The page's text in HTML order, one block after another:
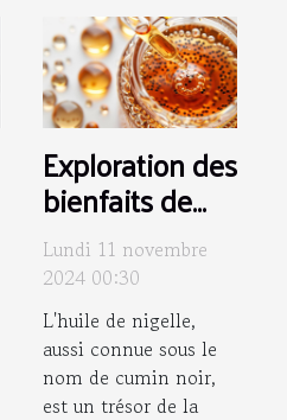
Exploration des
bienfaits de
l'huile de
nigelle pour
peau et
cheveux
Lundi 11 novembre
2024 00:30
L'huile de nigelle,
aussi connue sous le
nom de cumin noir,
est un trésor de la